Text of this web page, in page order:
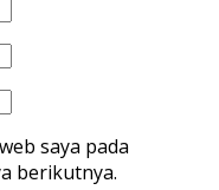
saya pada
berikutnya.